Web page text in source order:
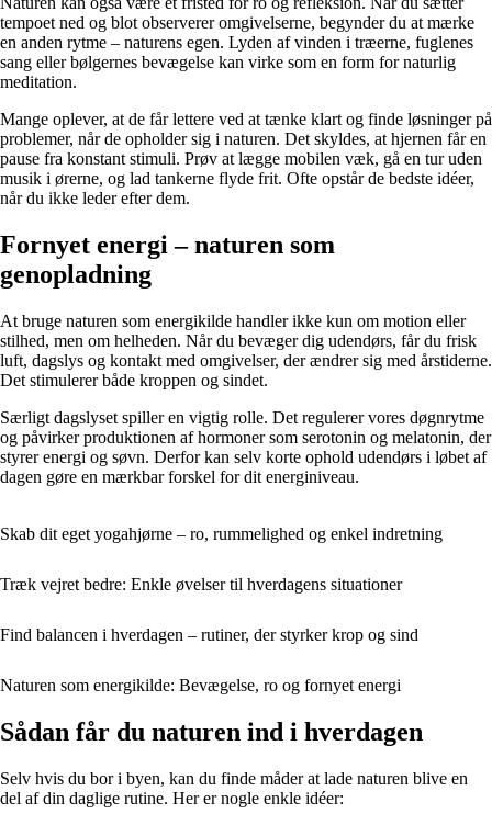
tempoet ned og blot observerer omgivelserne, begynder du at mærke
en anden rytme – naturens egen. Lyden af vinden i træerne, fuglenes
sang eller bølgernes bevægelse kan virke som en form for naturlig
meditation.
Mange oplever, at de får lettere ved at tænke klart og finde løsninger på
problemer, når de opholder sig i naturen. Det skyldes, at hjernen får en
pause fra konstant stimuli. Prøv at lægge mobilen væk, gå en tur uden
musik i ørerne, og lad tankerne flyde frit. Ofte opstår de bedste idéer,
når du ikke leder efter dem.
Fornyet energi – naturen som
genopladning
At bruge naturen som energikilde handler ikke kun om motion eller
stilhed, men om helheden. Når du bevæger dig udendørs, får du frisk
luft, dagslys og kontakt med omgivelser, der ændrer sig med årstiderne.
Det stimulerer både kroppen og sindet.
Særligt dagslyset spiller en vigtig rolle. Det regulerer vores døgnrytme
og påvirker produktionen af hormoner som serotonin og melatonin, der
styrer energi og søvn. Derfor kan selv korte ophold udendørs i løbet af
dagen gøre en mærkbar forskel for dit energiniveau.
Skab dit eget yogahjørne – ro, rummelighed og enkel indretning
Træk vejret bedre: Enkle øvelser til hverdagens situationer
Find balancen i hverdagen – rutiner, der styrker krop og sind
Naturen som energikilde: Bevægelse, ro og fornyet energi
Sådan får du naturen ind i hverdagen
Selv hvis du bor i byen, kan du finde måder at lade naturen blive en
del af din daglige rutine. Her er nogle enkle idéer: